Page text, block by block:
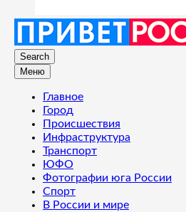
Search
Меню
Главное
Город
Происшествия
Инфраструктура
Транспорт
ЮФО
Фотографии юга России
Спорт
В России и мире